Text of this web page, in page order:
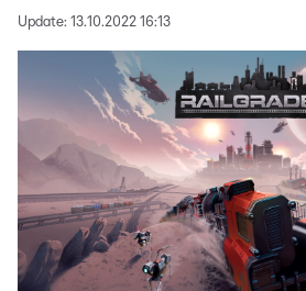
Update: 13.10.2022 16:13